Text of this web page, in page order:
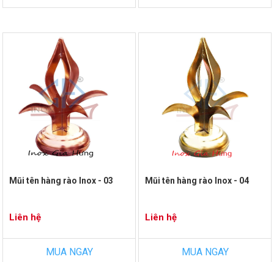
Mũi tên hàng rào Inox - 03
Liên hệ
MUA NGAY
Mũi tên hàng rào Inox - 04
Liên hệ
MUA NGAY